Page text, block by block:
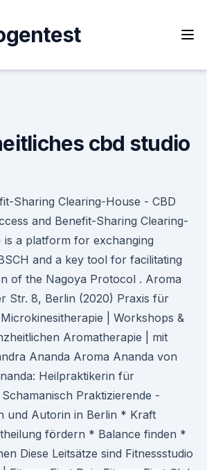
cbd studio
Sharing Clearing-House - CBD
and Benefit-Sharing Clearing-
is a platform for exchanging
and a key tool for facilitating
of the Nagoya Protocol . Aroma
Str. 8, Berlin (2020) Praxis für
| Workshops &
Aromatherapie | mit
Ananda Aroma Ananda von
Heilpraktikerin für
Praktizierende -
und Autorin in Berlin * Kraft
fördern * Balance finden *
Diese Leitsätze sind Fitnessstudio